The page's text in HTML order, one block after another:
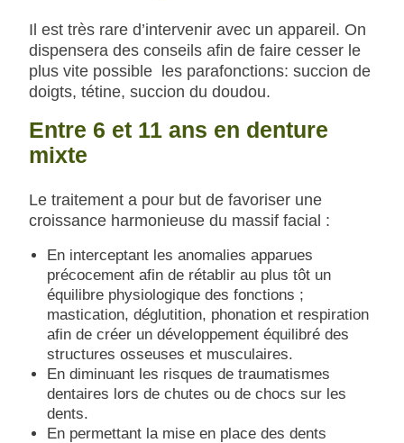
Il est très rare d’intervenir avec un appareil. On
dispensera des conseils afin de faire cesser le
plus vite possible les parafonctions: succion de
doigts, tétine, succion du doudou.
Entre 6 et 11 ans en denture
mixte
Le traitement a pour but de favoriser une
croissance harmonieuse du massif facial :
En interceptant les anomalies apparues
précocement afin de rétablir au plus tôt un
équilibre physiologique des fonctions ;
mastication, déglutition, phonation et respiration
afin de créer un développement équilibré des
structures osseuses et musculaires.
En diminuant les risques de traumatismes
dentaires lors de chutes ou de chocs sur les
dents.
En permettant la mise en place des dents